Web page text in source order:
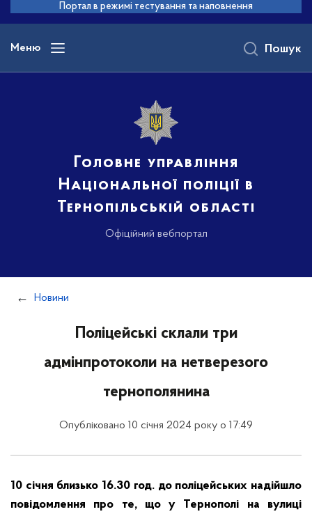
основного
вмісту
Портал в режимі тестування та наповнення
Меню
Головне управління
Національної поліції в
Тернопільській області
Офіційний вебпортал
Пошук
Новини
Поліцейські склали три
адмінпротоколи на нетверезого
тернополянина
Опубліковано 10 січня 2024 року о 17:49
10 січня близько 16.30 год. до поліцейських надійшло
повідомлення про те, що у Тернополі на вулиці